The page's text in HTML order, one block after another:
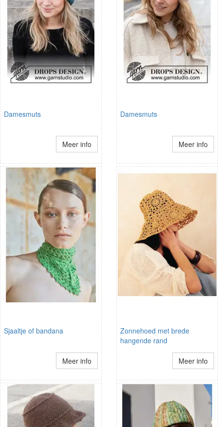
Damesmuts
Meer info
Damesmuts
Meer info
Sjaaltje of bandana
Meer info
Zonnehoed met brede
hangende rand
Meer info